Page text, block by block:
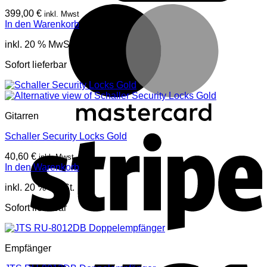
399,00 € inkl. Mwst
In den Warenkorb
inkl. 20 % MwSt.
Sofort lieferbar
Gitarren
Schaller Security Locks Gold
40,60 € inkl. Mwst
In den Warenkorb
inkl. 20 % MwSt.
Sofort lieferbar
Empfänger